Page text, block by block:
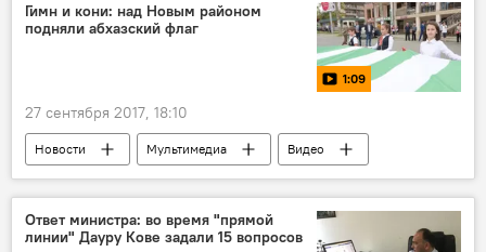
Гимн и кони: над Новым районом
подняли абхазский флаг
1:09
27 сентября 2017, 18:10
Новости Мультимедиа
Видео
В Абхазии
24-ая годовщина Дня Победы
Ответ министра: во время "прямой
линии" Дауру Кове задали 15 вопросов